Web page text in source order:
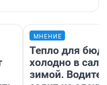
МНЕНИЕ
Тепло для
холодно в
зимой.